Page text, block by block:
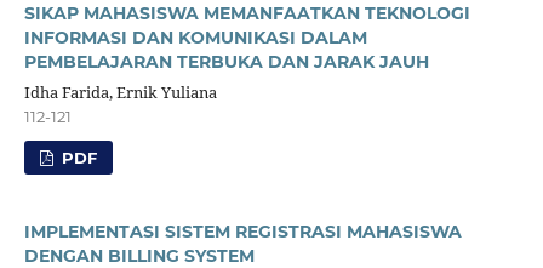
SIKAP MAHASISWA MEMANFAATKAN TEKNOLOGI
INFORMASI DAN KOMUNIKASI DALAM
PEMBELAJARAN TERBUKA DAN JARAK JAUH
Idha Farida, Ernik Yuliana
112-121
PDF
IMPLEMENTASI SISTEM REGISTRASI MAHASISWA
DENGAN BILLING SYSTEM